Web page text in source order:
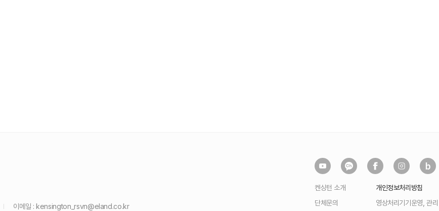
이메일 :kensington_rsvn@eland.co.kr
켄싱턴 소개
단체문의
개인정보처리방침
영상처리기기운영, 관